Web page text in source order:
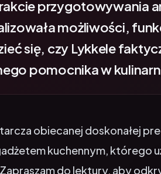
możliwości,
się, czy Lykkele
pomocnika w
kuchennym, którego
do lektury, aby